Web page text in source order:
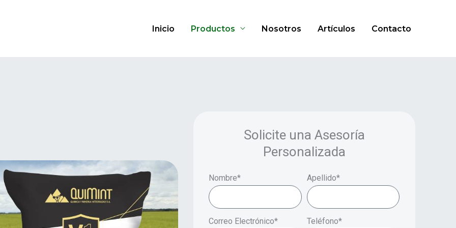
Inicio Productos Nosotros Artículos Contacto
Solicite una Asesoría
Personalizada
Nombre* Apellido*
Correo Electrónico* Teléfono*